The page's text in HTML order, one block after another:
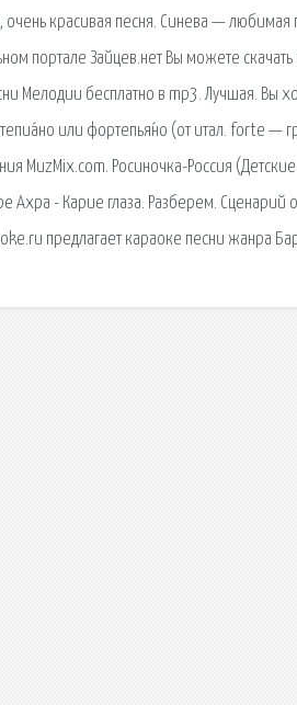
красивая песня. Синева — любимая
портале Зайцев.нет Вы можете
Мелодии бесплатно в mp3. Лучшая. Вы
или фортепья́но (от итал. forte
MuzMix.com. Росиночка-Россия
- Карие глаза. Разберем. Сценарий
предлагает караоке песни жанра